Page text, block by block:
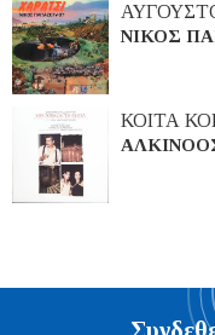
ΝΙΚΟΣ
ΚΟΙΤΑ